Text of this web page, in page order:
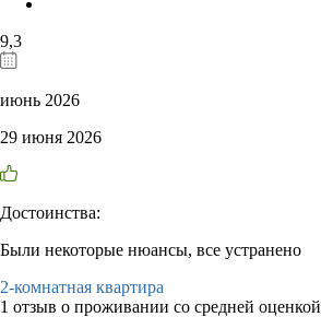
9,3
июнь 2026
29 июня 2026
Достоинства:
Были некоторые нюансы, все устранено
2-комнатная квартира
1 отзыв о проживании со средней оценкой